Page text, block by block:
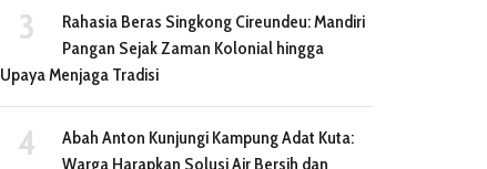
Rahasia Beras Singkong Cireundeu: Mandiri
Pangan Sejak Zaman Kolonial hingga
Upaya Menjaga Tradisi
Abah Anton Kunjungi Kampung Adat Kuta:
Warga Harapkan Solusi Air Bersih dan